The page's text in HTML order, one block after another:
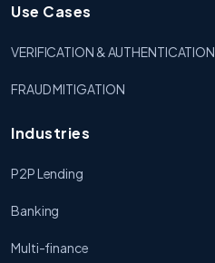
Use Cases
VERIFICATION & AUTHENTICATION
FRAUD MITIGATION
Industries
P2P Lending
Banking
Multi-finance